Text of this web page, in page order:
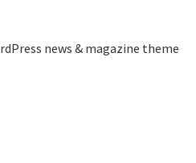
news & magazine theme